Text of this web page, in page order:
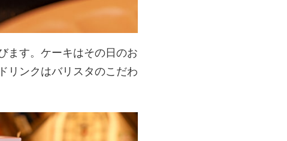
ます。ケーキはその日のお
リンクはバリスタのこだわ